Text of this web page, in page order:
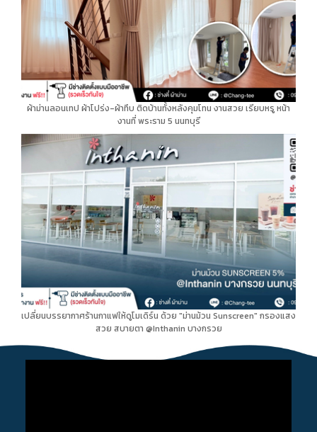
ผ้าม่านลอนเทป ผ้าโปร่ง-ผ้าทึบ ติดบ้านทั้งหลังคุมโทน งานสวย เรียบหรู หน้า
งานที่ พระราม 5 นนทบุรี
เปลี่ยนบรรยากาศร้านกาแฟให้ดูโมเดิร์น ด้วย "ม่านม้วน Sunscreen" กรองแสง
สวย สบายตา @Inthanin บางกรวย